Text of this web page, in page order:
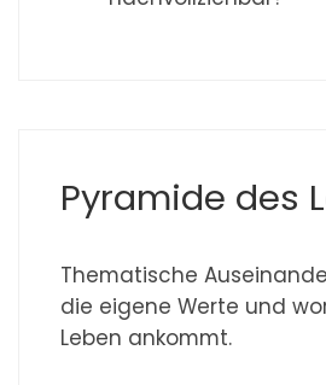
Pyramide des
Thematische
die eigene Werte und
Leben ankommt.